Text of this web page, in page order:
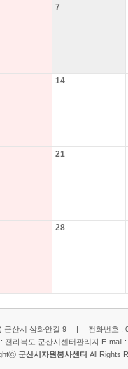
7
14
21
28
군산시 삼화안길 9 | 전화번호 :
전라북도 군산시센터관리자 E-mail :
군산시자원봉사센터 All Rights